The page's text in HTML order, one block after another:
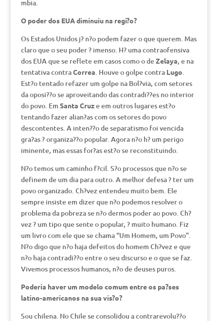
mbia.
O poder dos EUA diminuiu na regi?o?
Os Estados Unidos j? n?o podem fazer o que querem. Mas
claro que o seu poder ? imenso. H? uma contraofensiva
dos EUA que se reflete em casos como o deZelaya, e na
tentativa contraCorrea. Houve o golpe contra Lugo.
Est?o tentado refazer um golpe na Bol?via, com setores
da oposi??o se aproveitando das contradi??es no interior
do povo. Em Santa Cruze em outros lugares est?o
tentando fazer alian?as com os setores do povo
descontentes. A inten??o de separatismo foi vencida
gra?as ? organiza??o popular. Agora n?o h? um perigo
iminente, mas essas for?as est?o se reconstituindo.
N?o temos um caminho f?cil. S?o processos que n?o se
definem de um dia para outro. A melhor defesa ? ter um
povo organizado. Ch?vez entendeu muito bem. Ele
sempre insiste em dizer que n?o podemos resolver o
problema da pobreza se n?o dermos poder ao povo. Ch?
vez ? um tipo que sente o popular, ? muito humano. Fiz
um livro com ele que se chama “Um Homem, um Povo”.
N?o digo que n?o haja defeitos do homem Ch?vez e que
n?o haja contradi??o entre o seu discurso e o que se faz.
Vivemos processos humanos, n?o de deuses puros.
Poderia haver um modelo comum entre os pa?ses
latino-americanos na sua vis?o?
Sou chilena. No Chile se consolidou a contrarevolu??o